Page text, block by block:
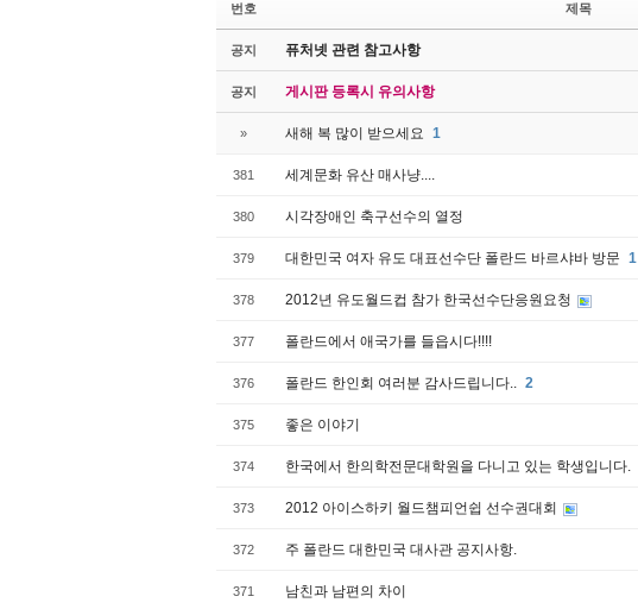
번호 제목
공지 퓨처넷 관련 참고사항
공지 게시판 등록시 유의사항
» 새해 복 많이 받으세요 1
381 세계문화 유산 매사냥....
380 시각장애인 축구선수의 열정
379 대한민국 여자 유도 대표선수단 폴란드 바르샤바 방문 1
378 2012년 유도월드컵 참가 한국선수단응원요청
377 폴란드에서 애국가를 들읍시다!!!!
376 폴란드 한인회 여러분 감사드립니다.. 2
375 좋은 이야기
374 한국에서 한의학전문대학원을 다니고 있는 학생입니다.
373 2012 아이스하키 월드챔피언쉽 선수권대회
372 주 폴란드 대한민국 대사관 공지사항.
371 남친과 남편의 차이